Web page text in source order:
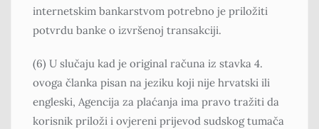
internetskim bankarstvom potrebno je priložiti
potvrdu banke o izvršenoj transakciji.
(6) U slučaju kad je original računa iz stavka 4.
ovoga članka pisan na jeziku koji nije hrvatski ili
engleski, Agencija za plaćanja ima pravo tražiti da
korisnik priloži i ovjereni prijevod sudskog tumača